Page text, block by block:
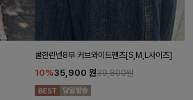
쿨한린넨8부 커브와이드팬츠[S,M,L사이즈]
10%35,900 원39,800원